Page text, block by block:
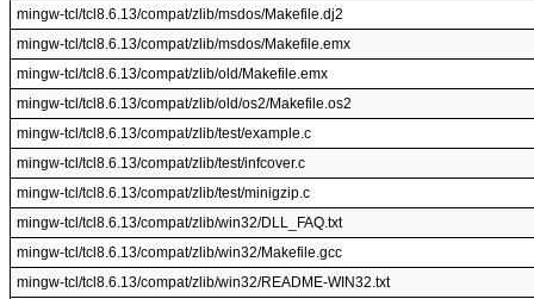
mingw-tcl/tcl8.6.13/compat/zlib/msdos/Makefile.dj2
mingw-tcl/tcl8.6.13/compat/zlib/msdos/Makefile.emx
mingw-tcl/tcl8.6.13/compat/zlib/old/Makefile.emx
mingw-tcl/tcl8.6.13/compat/zlib/old/os2/Makefile.os2
mingw-tcl/tcl8.6.13/compat/zlib/test/example.c
mingw-tcl/tcl8.6.13/compat/zlib/test/infcover.c
mingw-tcl/tcl8.6.13/compat/zlib/test/minigzip.c
mingw-tcl/tcl8.6.13/compat/zlib/win32/DLL_FAQ.txt
mingw-tcl/tcl8.6.13/compat/zlib/win32/Makefile.gcc
mingw-tcl/tcl8.6.13/compat/zlib/win32/README-WIN32.txt